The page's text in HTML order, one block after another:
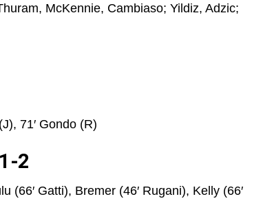
McKennie, Cambiaso; Yildiz, Adzic;
71′ Gondo (R)
2
(66′ Gatti), Bremer (46′ Rugani), Kelly (66′